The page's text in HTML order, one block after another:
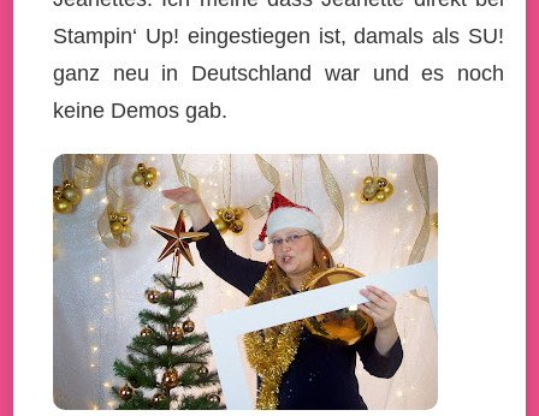
Stampin‘ Up! eingestiegen ist, damals als SU!
ganz neu in Deutschland war und es noch
keine Demos gab.